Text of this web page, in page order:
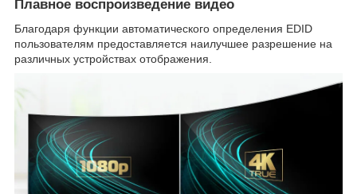
Плавное воспроизведение видео
Благодаря функции автоматического определения EDID
пользователям предоставляется наилучшее разрешение на
различных устройствах отображения.